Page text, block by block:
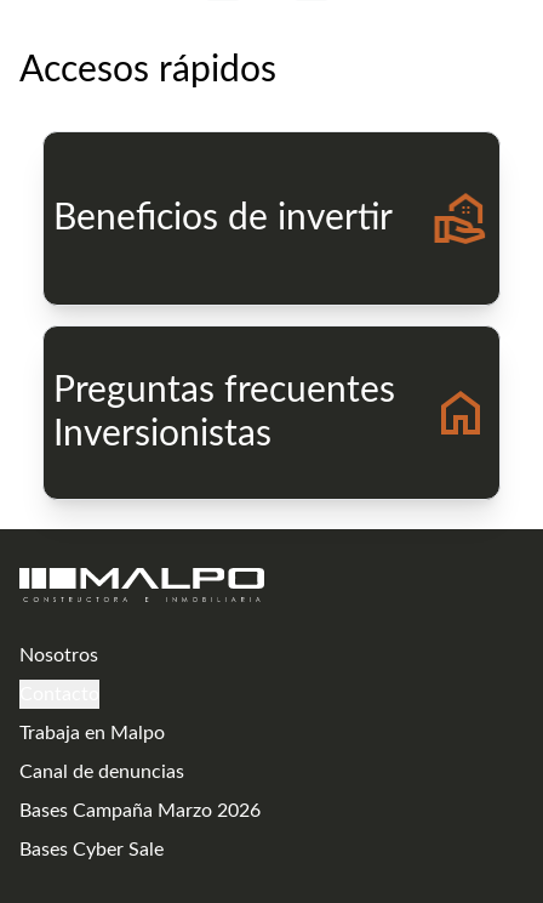
Accesos rápidos
Beneficios de invertir
Preguntas frecuentes
Inversionistas
Nosotros
Trabaja en Malpo
Canal de denuncias
Bases Campaña Marzo 2026
Bases Cyber Sale